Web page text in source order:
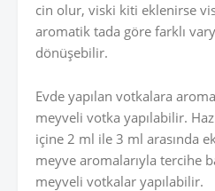
cin olur, viski kiti eklenirse
aromatik tada göre farklı
dönüşebilir.
Evde yapılan votkalara
meyveli votka yapılabilir.
içine 2 ml ile 3 ml arasında
meyve aromalarıyla tercihe
meyveli votkalar yapılabilir.